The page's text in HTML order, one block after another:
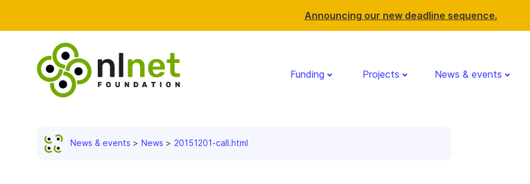
Announcing our new deadline sequence.
Funding Projects News & events
News & events News 20151201-call.html